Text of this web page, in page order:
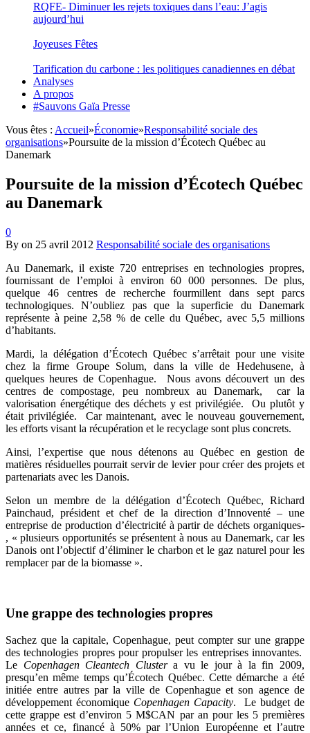
RQFE- Diminuer les rejets toxiques dans l’eau: J’agis
aujourd’hui
Joyeuses Fêtes
Tarification du carbone : les politiques canadiennes en débat
Analyses
A propos
#Sauvons Gaïa Presse
Vous êtes : Accueil»Économie»Responsabilité sociale des
organisations»Poursuite de la mission d’Écotech Québec au
Danemark
Poursuite de la mission d’Écotech Québec
au Danemark
0
By on 25 avril 2012 Responsabilité sociale des organisations
Au Danemark, il existe 720 entreprises en technologies propres,
fournissant de l’emploi à environ 60 000 personnes. De plus,
quelque 46 centres de recherche fourmillent dans sept parcs
technologiques. N’oubliez pas que la superficie du Danemark
représente à peine 2,58 % de celle du Québec, avec 5,5 millions
d’habitants.
Mardi, la délégation d’Écotech Québec s’arrêtait pour une visite
chez la firme Groupe Solum, dans la ville de Hedehusene, à
quelques heures de Copenhague. Nous avons découvert un des
centres de compostage, peu nombreux au Danemark, car la
valorisation énergétique des déchets y est privilégiée. Ou plutôt y
était privilégiée. Car maintenant, avec le nouveau gouvernement,
les efforts visant la récupération et le recyclage sont plus concrets.
Ainsi, l’expertise que nous détenons au Québec en gestion de
matières résiduelles pourrait servir de levier pour créer des projets et
partenariats avec les Danois.
Selon un membre de la délégation d’Écotech Québec, Richard
Painchaud, président et chef de la direction d’Innoventé – une
entreprise de production d’électricité à partir de déchets organiques-
, « plusieurs opportunités se présentent à nous au Danemark, car les
Danois ont l’objectif d’éliminer le charbon et le gaz naturel pour les
remplacer par de la biomasse ».
Une grappe des technologies propres
Sachez que la capitale, Copenhague, peut compter sur une grappe
des technologies propres pour propulser les entreprises innovantes.
Le Copenhagen Cleantech Clustera vu le jour à la fin 2009,
presqu’en même temps qu’Écotech Québec. Cette démarche a été
initiée entre autres par la ville de Copenhague et son agence de
développement économique Copenhagen Capacity. Le budget de
cette grappe est d’environ 5 M$CAN par an pour les 5 premières
années et ce, financé à 50% par l’Union Européenne et l’autre